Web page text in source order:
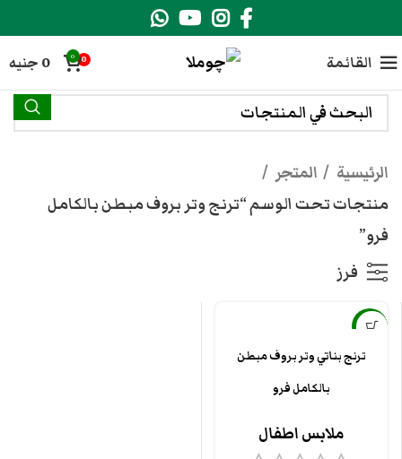
القائمة 0
0
0 جنيه
الرئيسية
المتجر
منتجات تحت الوسم “ترنج وتر بروف مبطن بالكامل
فرو”
فرز
-8%
ترنج بناتي وتر بروف مبطن
بالكامل فرو
ملابس اطفال